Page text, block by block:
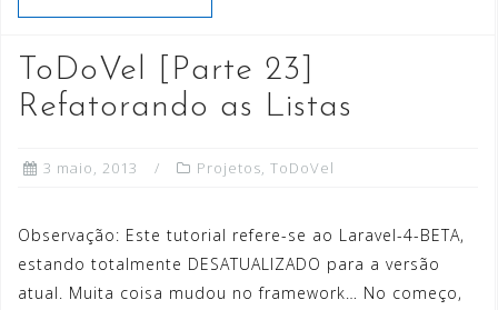
ToDoVel [Parte 23]
Refatorando as Listas
3 maio, 2013 Projetos, ToDoVel
Observação: Este tutorial refere-se ao Laravel-4-BETA,
estando totalmente DESATUALIZADO para a versão
atual. Muita coisa mudou no framework… No começo,